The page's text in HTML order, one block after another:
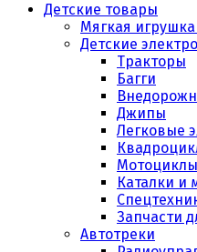
Детские товары
Мягкая
Детские
Тракторы
Багги
Джипы
Легковые
Мотоциклы
Каталки и
Запчасти
Автотреки